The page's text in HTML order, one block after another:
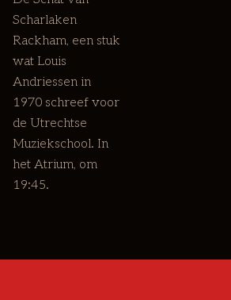
Scharlaken
Rackham, een stuk
wat Louis
Andriessen in
1970 schreef voor
de Utrechtse
Muziekschool. In
het Atrium, om
19:45.